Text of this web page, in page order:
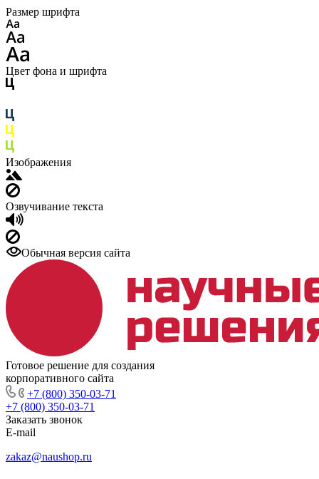
Размер шрифта
Цвет фона и шрифта
Изображения
Озвучивание текста
Обычная версия сайта
Готовое решение для создания
корпоративного сайта
+7 (800) 350-03-71
+7 (800) 350-03-71
Заказать звонок
E-mail
zakaz@naushop.ru